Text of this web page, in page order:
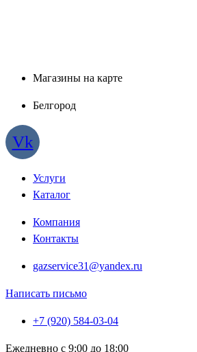
Магазины на карте
Белгород
Vk
Услуги
Каталог
Компания
Контакты
gazservice31@yandex.ru
Написать письмо
+7 (920) 584-03-04
Ежедневно с 9:00 до 18:00